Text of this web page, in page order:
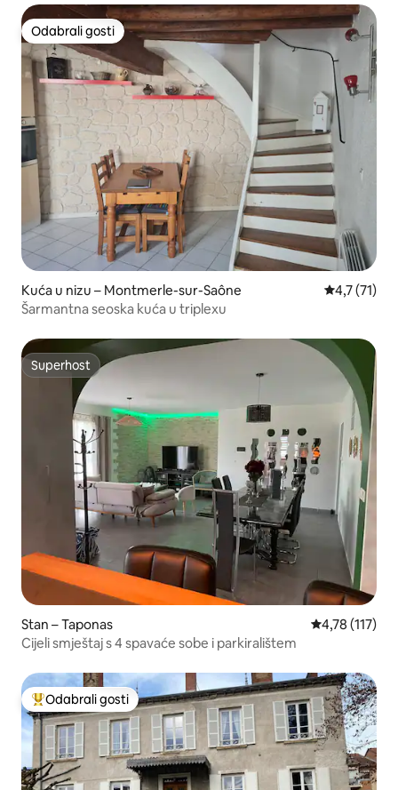
Odabrali gosti
Odabrali gosti
Kuća u nizu – Montmerle-sur-Saône Prosječna
4,7 (71)
Šarmantna seoska kuća u triplexu
Superhost
Superhost
Stan – Taponas Prosječna
4,78 (117)
Cijeli smještaj s 4 spavaće sobe i parkiralištem
Među najviše rangiranima s oznakom „Odabrali gosti”
Odabrali gosti